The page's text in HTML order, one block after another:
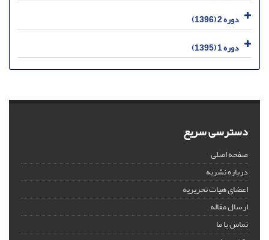
دوره 2 (1396)
دوره 1 (1395)
دسترسی سریع
صفحه اصلی
درباره نشریه
اعضای هیات تحریریه
ارسال مقاله
تماس با ما